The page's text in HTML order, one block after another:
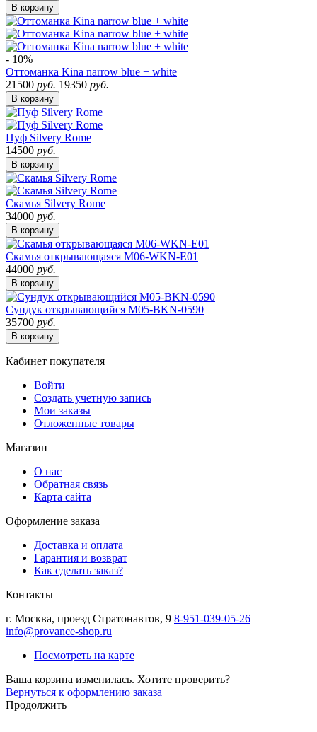
В корзину
- 10%
Оттоманка Kina narrow blue + white
21500 руб. 19350 руб.
В корзину
Пуф Silvery Rome
14500 руб.
В корзину
Скамья Silvery Rome
34000 руб.
В корзину
Скамья открывающаяся M06-WKN-E01
44000 руб.
В корзину
Сундук открывающийся M05-BKN-0590
35700 руб.
В корзину
Кабинет покупателя
Войти
Создать учетную запись
Мои заказы
Отложенные товары
Магазин
О нас
Обратная связь
Карта сайта
Оформление заказа
Доставка и оплата
Гарантия и возврат
Как сделать заказ?
Контакты
г. Москва, проезд Стратонавтов, 9 8-951-039-05-26
info@provance-shop.ru
Посмотреть на карте
Ваша корзина изменилась. Хотите проверить?
Вернуться к оформлению заказа
Продолжить